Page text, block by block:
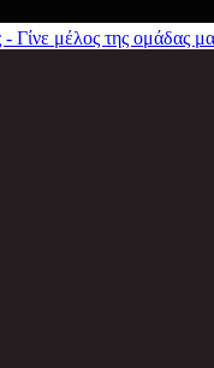
Γίνε μέλος της ομάδας